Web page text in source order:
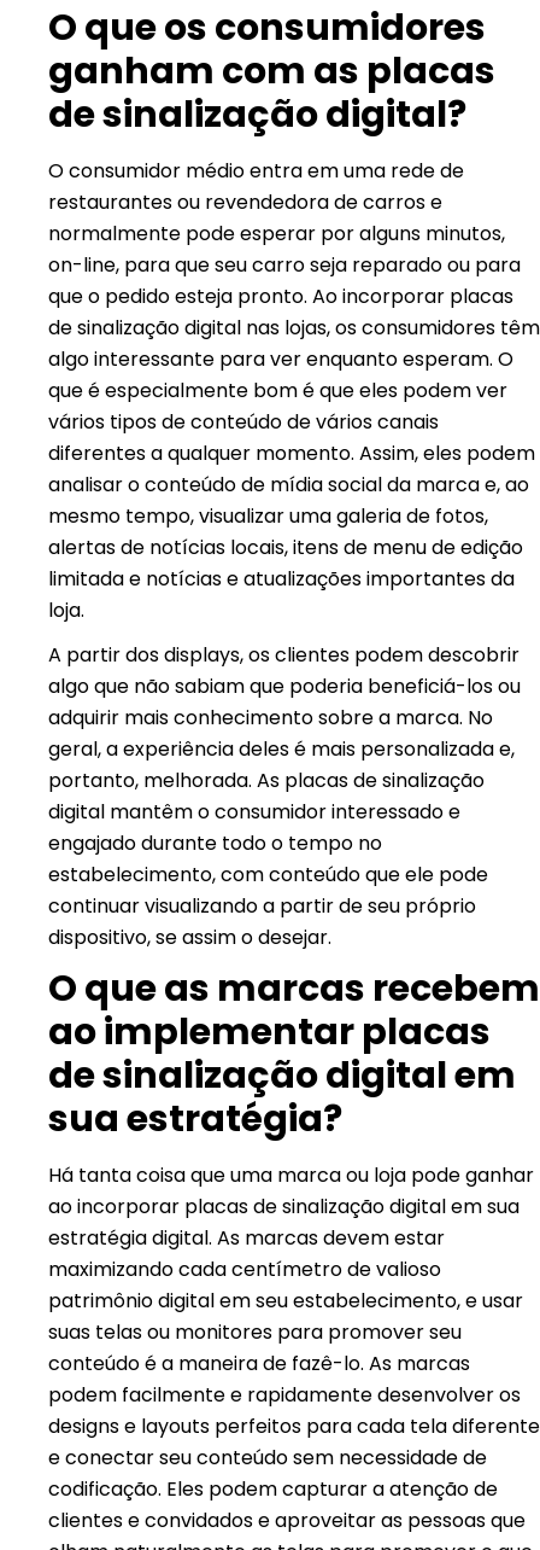
O que os consumidores
ganham com as placas
de sinalização digital?
O consumidor médio entra em uma rede de
restaurantes ou revendedora de carros e
normalmente pode esperar por alguns minutos,
on-line, para que seu carro seja reparado ou para
que o pedido esteja pronto. Ao incorporar placas
de sinalização digital nas lojas, os consumidores têm
algo interessante para ver enquanto esperam. O
que é especialmente bom é que eles podem ver
vários tipos de conteúdo de vários canais
diferentes a qualquer momento. Assim, eles podem
analisar o conteúdo de mídia social da marca e, ao
mesmo tempo, visualizar uma galeria de fotos,
alertas de notícias locais, itens de menu de edição
limitada e notícias e atualizações importantes da
loja.
A partir dos displays, os clientes podem descobrir
algo que não sabiam que poderia beneficiá-los ou
adquirir mais conhecimento sobre a marca. No
geral, a experiência deles é mais personalizada e,
portanto, melhorada. As placas de sinalização
digital mantêm o consumidor interessado e
engajado durante todo o tempo no
estabelecimento, com conteúdo que ele pode
continuar visualizando a partir de seu próprio
dispositivo, se assim o desejar.
O que as marcas recebem
ao implementar placas
de sinalização digital em
sua estratégia?
Há tanta coisa que uma marca ou loja pode ganhar
ao incorporar placas de sinalização digital em sua
estratégia digital. As marcas devem estar
maximizando cada centímetro de valioso
patrimônio digital em seu estabelecimento, e usar
suas telas ou monitores para promover seu
conteúdo é a maneira de fazê-lo. As marcas
podem facilmente e rapidamente desenvolver os
designs e layouts perfeitos para cada tela diferente
e conectar seu conteúdo sem necessidade de
codificação. Eles podem capturar a atenção de
clientes e convidados e aproveitar as pessoas que